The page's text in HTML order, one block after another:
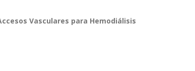
Vasculares para Hemodiálisis